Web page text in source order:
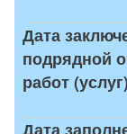
Дата
подрядной
работ